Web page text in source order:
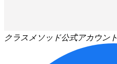
クラスメソッド公式アカウント